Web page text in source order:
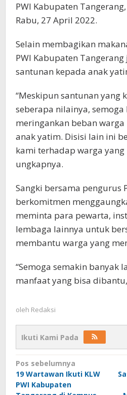
PWI Kabupaten
Rabu, 27 April 2022.
Selain membagikan
PWI Kabupaten
santunan kepada anak
“Meskipun santunan yang
seberapa nilainya,
meringankan beban
anak yatim. Disisi lain ini
kami terhadap warga
ungkapnya.
Sangki bersama pengurus
berkomitmen
meminta para pewarta,
lembaga lainnya untuk
membantu warga yang
“Semoga semakin banyak
manfaat yang bisa
oleh Redaksi
Ikuti Kami Pada
Navigasi
pos
Pos sebelumnya
19 Wartawan Ikuti KLW
PWI Kabupaten